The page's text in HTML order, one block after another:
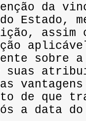
da
Estado,
assim
sobre
vantagens
de que
a data do